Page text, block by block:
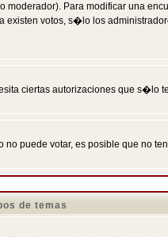
Para modificar una
votos, s�lo los
ciertas autorizaciones que s�lo
puede votar, es posible que no
de temas